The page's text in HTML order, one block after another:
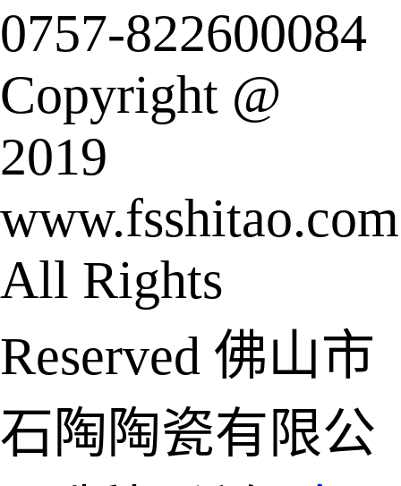
0757-822600084
Copyright @
2019
www.fsshitao.com
All Rights
Reserved 佛山市
石陶陶瓷有限公